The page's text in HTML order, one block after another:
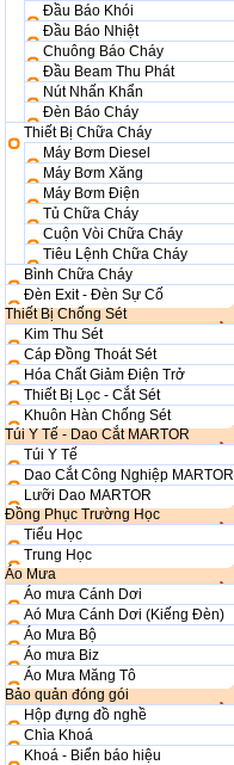
Đầu Báo Khói
Đầu Báo Nhiệt
Chuông Báo Cháy
Đầu Beam Thu Phát
Nút Nhấn Khẩn
Đèn Báo Cháy
Thiết Bị Chữa Cháy
Máy Bơm Diesel
Máy Bơm Xăng
Máy Bơm Điện
Tủ Chữa Cháy
Cuộn Vòi Chữa Cháy
Tiêu Lệnh Chữa Cháy
Bình Chữa Cháy
Đèn Exit - Đèn Sự Cố
Thiết Bị Chống Sét
Kim Thu Sét
Cáp Đồng Thoát Sét
Hóa Chất Giảm Điện Trở
Thiết Bị Lọc - Cắt Sét
Khuôn Hàn Chống Sét
Túi Y Tế - Dao Cắt MARTOR
Túi Y Tế
Dao Cắt Công Nghiệp MARTOR
Lưỡi Dao MARTOR
Đồng Phục Trường Học
Tiểu Học
Trung Học
Áo Mưa
Áo mưa Cánh Dơi
Aó Mưa Cánh Dơi (Kiếng Đèn)
Áo Mưa Bộ
Áo mưa Biz
Áo Mưa Măng Tô
Bảo quản đóng gói
Hộp đựng đồ nghề
Chìa Khoá
Khoá - Biển báo hiệu